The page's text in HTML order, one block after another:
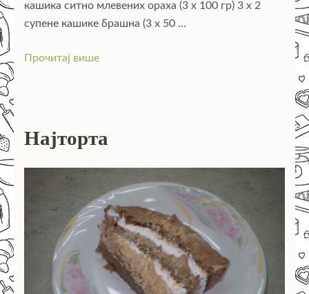
кашика ситно млевених ораха (3 x 100 гр) 3 x 2
супене кашике брашна (3 x 50 …
Прочитај више
Најторта